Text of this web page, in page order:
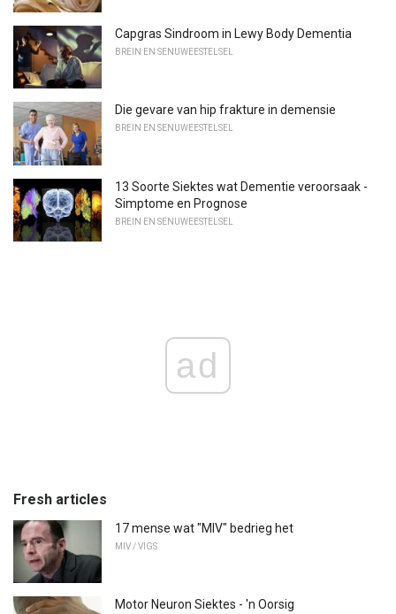
Capgras Sindroom in Lewy Body Dementia
BREIN EN SENUWEESTELSEL
Die gevare van hip frakture in demensie
BREIN EN SENUWEESTELSEL
13 Soorte Siektes wat Dementie veroorsaak -
Simptome en Prognose
BREIN EN SENUWEESTELSEL
ad
Fresh articles
17 mense wat "MIV" bedrieg het
MIV / VIGS
Motor Neuron Siektes - 'n Oorsig